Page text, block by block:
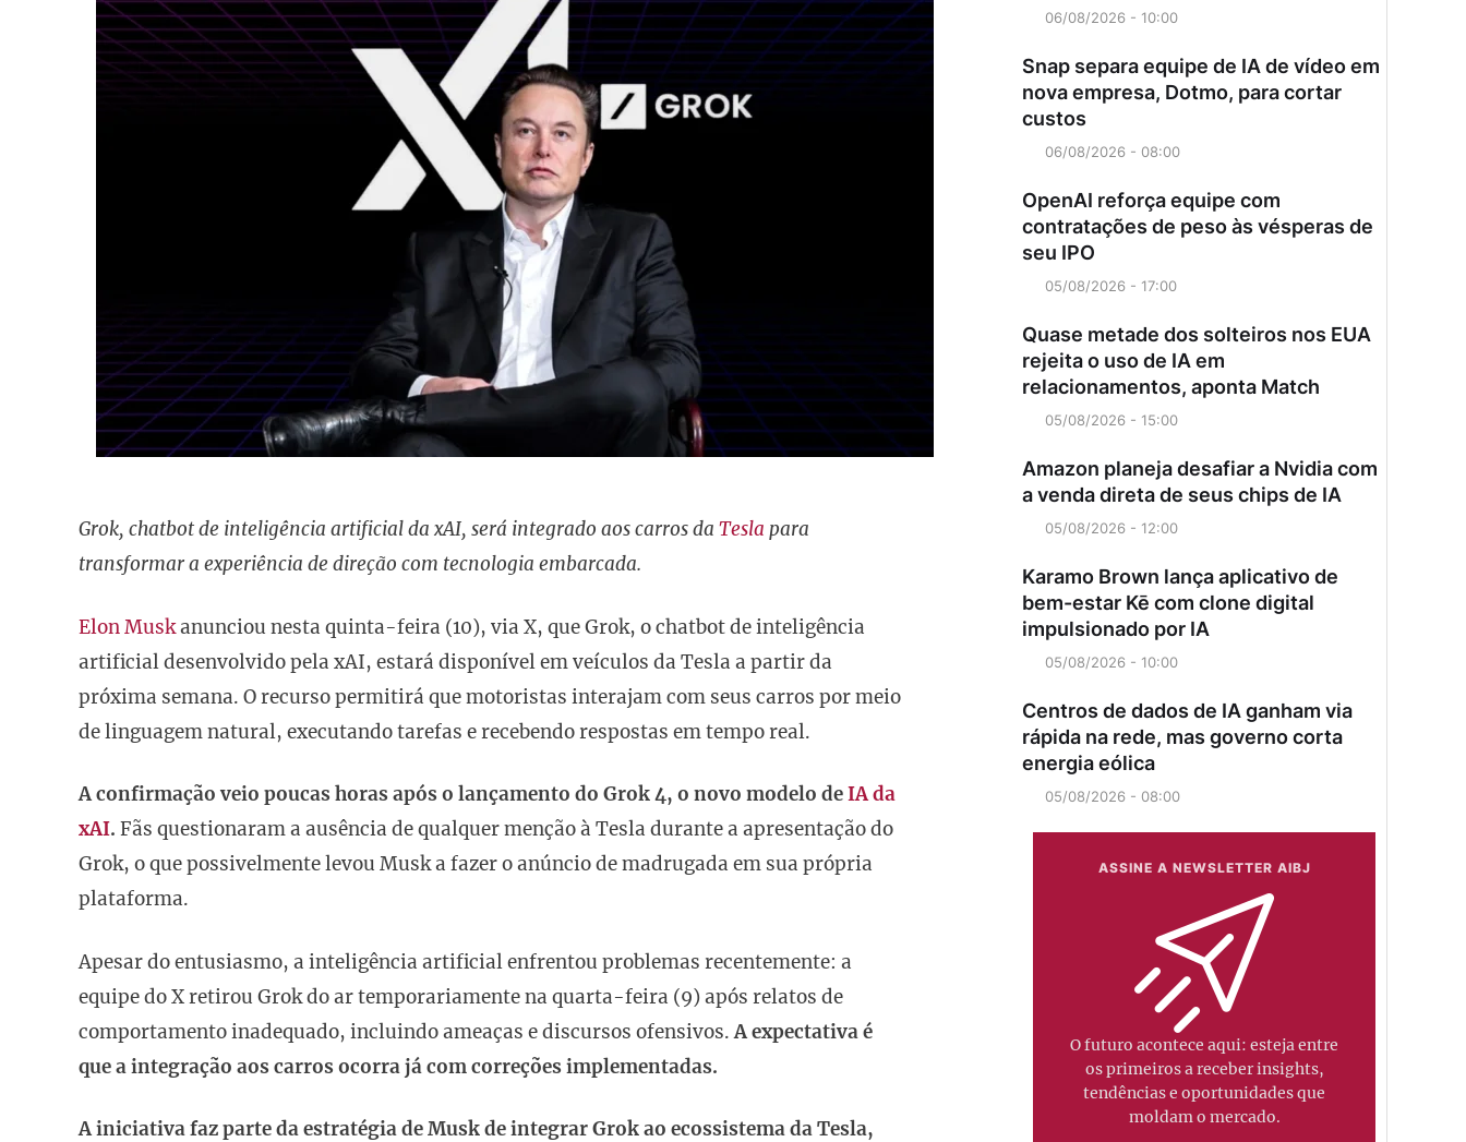
Grok, chatbot de inteligência artificial da xAI, será integrado aos carros da Tesla para
transformar a experiência de direção com tecnologia embarcada.
Elon Muskanunciou nesta quinta-feira (10), via X, que Grok, o chatbot de inteligência
artificial desenvolvido pela xAI, estará disponível em veículos da Tesla a partir da
próxima semana. O recurso permitirá que motoristas interajam com seus carros por meio
de linguagem natural, executando tarefas e recebendo respostas em tempo real.
A confirmação veio poucas horas após o lançamento do Grok 4, o novo modelo deIA da
xAI. Fãs questionaram a ausência de qualquer menção à Tesla durante a apresentação do
Grok, o que possivelmente levou Musk a fazer o anúncio de madrugada em sua própria
plataforma.
Apesar do entusiasmo, a inteligência artificial enfrentou problemas recentemente: a
equipe do X retirou Grok do ar temporariamente na quarta-feira (9) após relatos de
comportamento inadequado, incluindo ameaças e discursos ofensivos.A expectativa é
que a integração aos carros ocorra já com correções implementadas.
A iniciativa faz parte da estratégia de Musk de integrar Grok ao ecossistema da Tesla,
06/08/2026 - 10:00
Snap separa equipe de IA de vídeo em
nova empresa, Dotmo, para cortar
custos
06/08/2026 - 08:00
OpenAI reforça equipe com
contratações de peso às vésperas de
seu IPO
05/08/2026 - 17:00
Quase metade dos solteiros nos EUA
rejeita o uso de IA em
relacionamentos, aponta Match
05/08/2026 - 15:00
Amazon planeja desafiar a Nvidia com
a venda direta de seus chips de IA
05/08/2026 - 12:00
Karamo Brown lança aplicativo de
bem-estar Kē com clone digital
impulsionado por IA
05/08/2026 - 10:00
Centros de dados de IA ganham via
rápida na rede, mas governo corta
energia eólica
05/08/2026 - 08:00
ASSINE A NEWSLETTER AIBJ
O futuro acontece aqui: esteja entre
os primeiros a receber insights,
tendências e oportunidades que
moldam o mercado.